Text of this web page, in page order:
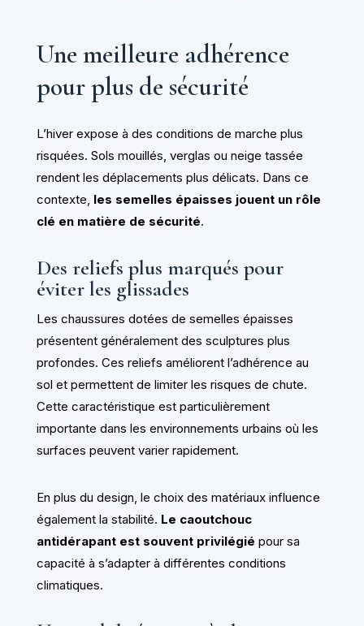
Une meilleure adhérence
pour plus de sécurité
L’hiver expose à des conditions de marche plus
risquées. Sols mouillés, verglas ou neige tassée
rendent les déplacements plus délicats. Dans ce
contexte, les semelles épaisses jouent un rôle
clé en matière de sécurité.
Des reliefs plus marqués pour
éviter les glissades
Les chaussures dotées de semelles épaisses
présentent généralement des sculptures plus
profondes. Ces reliefs améliorent l’adhérence au
sol et permettent de limiter les risques de chute.
Cette caractéristique est particulièrement
importante dans les environnements urbains où les
surfaces peuvent varier rapidement.
En plus du design, le choix des matériaux influence
également la stabilité. Le caoutchouc
antidérapant est souvent privilégié pour sa
capacité à s’adapter à différentes conditions
climatiques.